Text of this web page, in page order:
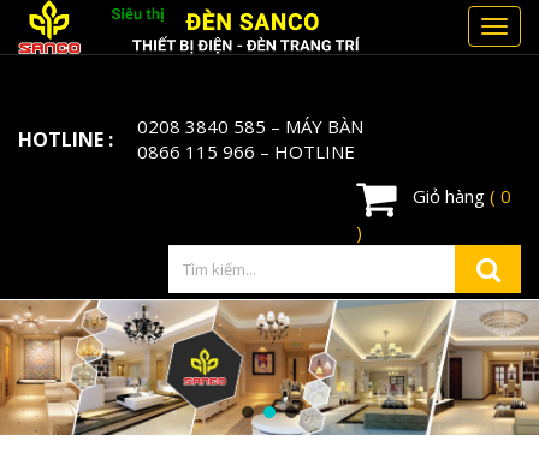
HOTLINE : 0208 3840 585 – MÁY BÀN
0866 115 966 – HOTLINE
Giỏ hàng ( 0
)